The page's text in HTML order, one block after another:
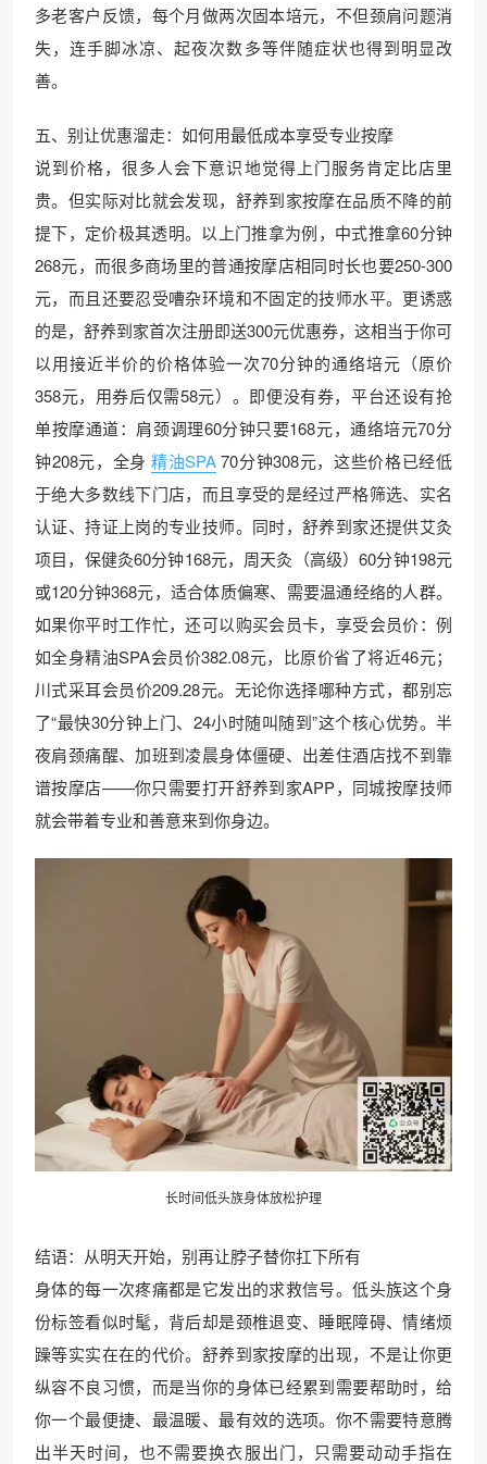
多老客户反馈，每个月做两次固本培元，不但颈肩问题消
失，连手脚冰凉、起夜次数多等伴随症状也得到明显改
善。
五、别让优惠溜走：如何用最低成本享受专业按摩
说到价格，很多人会下意识地觉得上门服务肯定比店里
贵。但实际对比就会发现，舒养到家按摩在品质不降的前
提下，定价极其透明。以上门推拿为例，中式推拿60分钟
268元，而很多商场里的普通按摩店相同时长也要250-300
元，而且还要忍受嘈杂环境和不固定的技师水平。更诱惑
的是，舒养到家首次注册即送300元优惠券，这相当于你可
以用接近半价的价格体验一次70分钟的通络培元（原价
358元，用券后仅需58元）。即便没有券，平台还设有抢
单按摩通道：肩颈调理60分钟只要168元，通络培元70分
钟208元，全身 精油SPA 70分钟308元，这些价格已经低
于绝大多数线下门店，而且享受的是经过严格筛选、实名
认证、持证上岗的专业技师。同时，舒养到家还提供艾灸
项目，保健灸60分钟168元，周天灸（高级）60分钟198元
或120分钟368元，适合体质偏寒、需要温通经络的人群。
如果你平时工作忙，还可以购买会员卡，享受会员价：例
如全身精油SPA会员价382.08元，比原价省了将近46元；
川式采耳会员价209.28元。无论你选择哪种方式，都别忘
了“最快30分钟上门、24小时随叫随到”这个核心优势。半
夜肩颈痛醒、加班到凌晨身体僵硬、出差住酒店找不到靠
谱按摩店——你只需要打开舒养到家APP，同城按摩技师
就会带着专业和善意来到你身边。
长时间低头族身体放松护理
结语：从明天开始，别再让脖子替你扛下所有
身体的每一次疼痛都是它发出的求救信号。低头族这个身
份标签看似时髦，背后却是颈椎退变、睡眠障碍、情绪烦
躁等实实在在的代价。舒养到家按摩的出现，不是让你更
纵容不良习惯，而是当你的身体已经累到需要帮助时，给
你一个最便捷、最温暖、最有效的选项。你不需要特意腾
出半天时间，也不需要换衣服出门，只需要动动手指在